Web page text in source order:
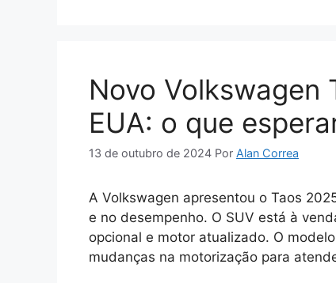
Novo Volkswagen
EUA: o que
13 de outubro de 2024 Por Alan Correa
A Volkswagen apresentou o Taos
e no desempenho. O SUV está à
opcional e motor atualizado. O
mudanças na motorização para